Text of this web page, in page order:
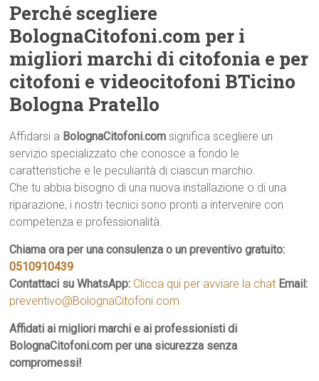
Perché scegliere
BolognaCitofoni.com per i
migliori marchi di citofonia e per
citofoni e videocitofoni BTicino
Bologna Pratello
Affidarsi a BolognaCitofoni.com significa scegliere un
servizio specializzato che conosce a fondo le
caratteristiche e le peculiarità di ciascun marchio.
Che tu abbia bisogno di una nuova installazione o di una
riparazione, i nostri tecnici sono pronti a intervenire con
competenza e professionalità.
Chiama ora per una consulenza o un preventivo gratuito:
0510910439
Contattaci su WhatsApp: Clicca qui per avviare la chat Email:
preventivo@BolognaCitofoni.com
Affidati ai migliori marchi e ai professionisti di
BolognaCitofoni.com per una sicurezza senza
compromessi!